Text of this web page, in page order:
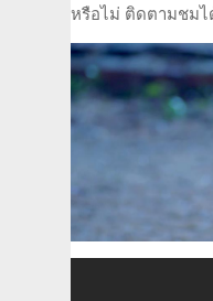
หรือไม่ ติดตามชม